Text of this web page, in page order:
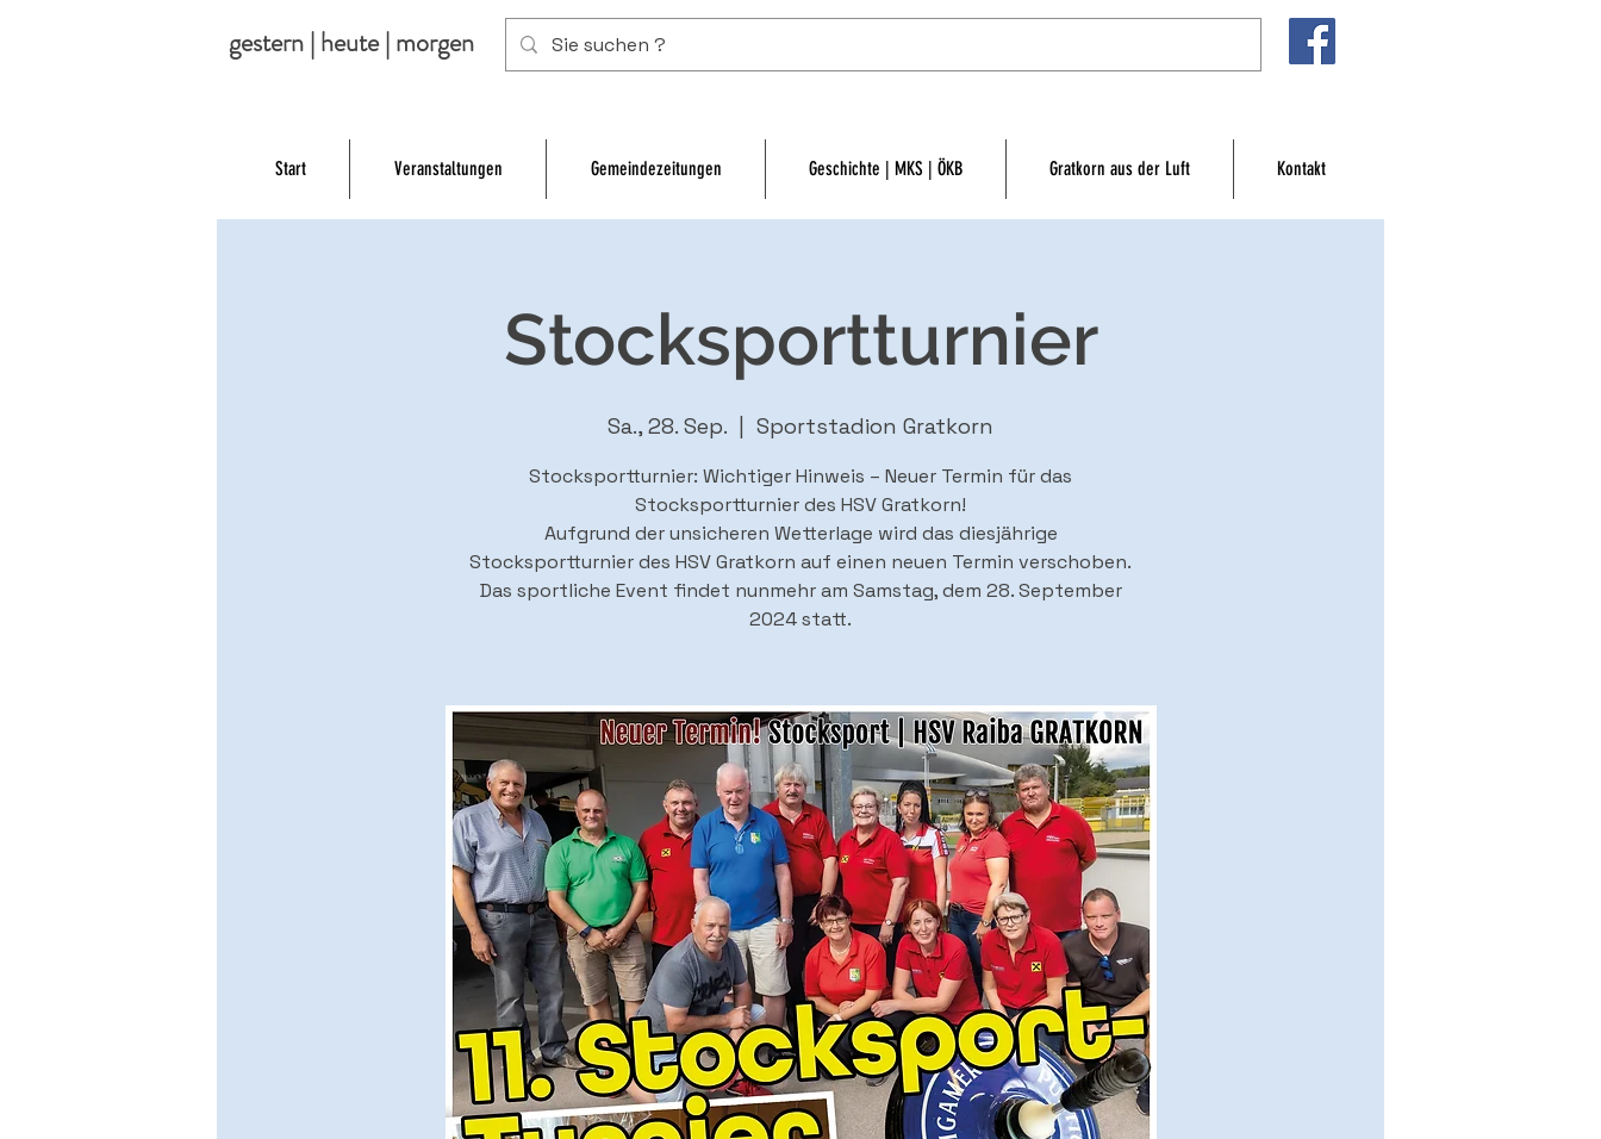
gestern | heute | morgen
Start Veranstaltungen Gemeindezeitungen Geschichte | MKS | ÖKB Gratkorn aus der Luft Kontakt
Stocksportturnier
Sa., 28. Sep. Sportstadion Gratkorn
Stocksportturnier: Wichtiger Hinweis – Neuer Termin für das
Stocksportturnier des HSV Gratkorn!
Aufgrund der unsicheren Wetterlage wird das diesjährige
Stocksportturnier des HSV Gratkorn auf einen neuen Termin verschoben.
Das sportliche Event findet nunmehr am Samstag, dem 28. September
2024 statt.